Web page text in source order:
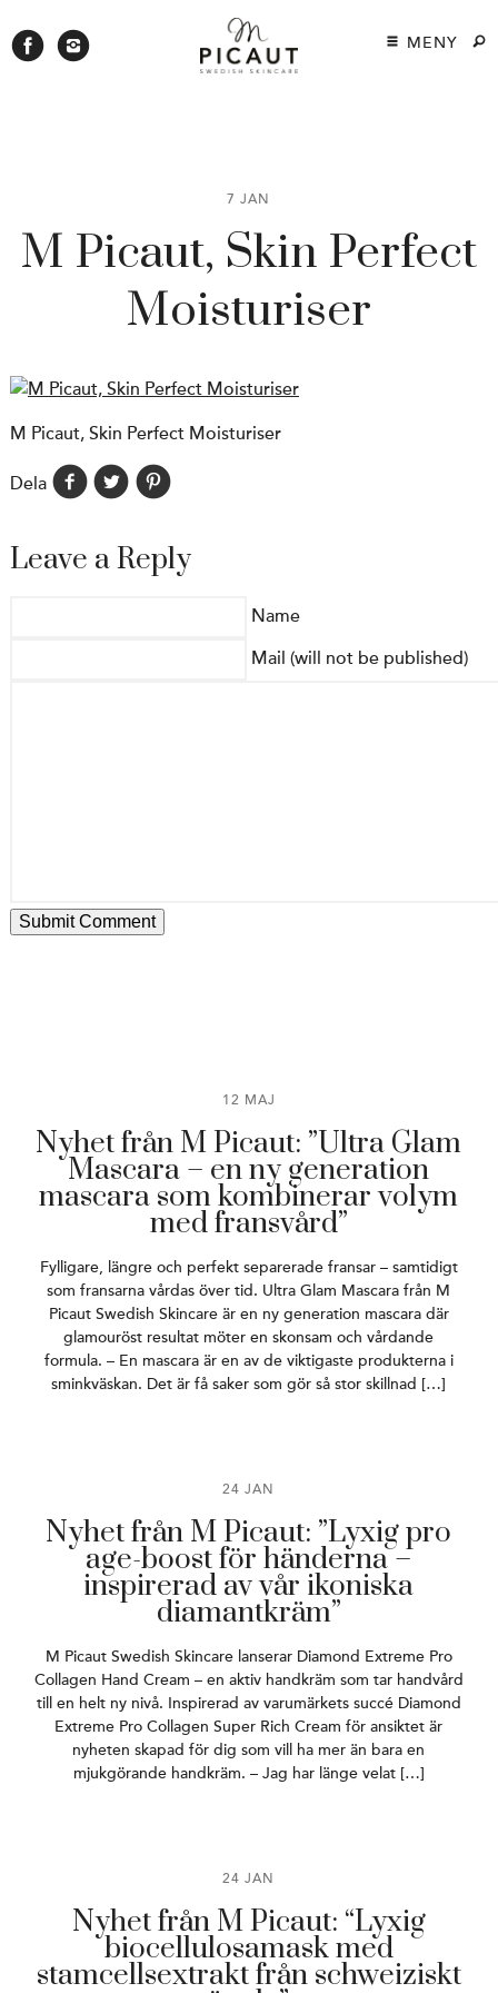
MENY
7 JAN
M Picaut, Skin Perfect
Moisturiser
M Picaut, Skin Perfect Moisturiser
Dela
Leave a Reply
Name
Mail (will not be published)
12 MAJ
Nyhet från M Picaut: ”Ultra Glam
Mascara – en ny generation
mascara som kombinerar volym
med fransvård”
Fylligare, längre och perfekt separerade fransar – samtidigt
som fransarna vårdas över tid. Ultra Glam Mascara från M
Picaut Swedish Skincare är en ny generation mascara där
glamouröst resultat möter en skonsam och vårdande
formula. – En mascara är en av de viktigaste produkterna i
sminkväskan. Det är få saker som gör så stor skillnad […]
24 JAN
Nyhet från M Picaut: ”Lyxig pro
age-boost för händerna –
inspirerad av vår ikoniska
diamantkräm”
M Picaut Swedish Skincare lanserar Diamond Extreme Pro
Collagen Hand Cream – en aktiv handkräm som tar handvård
till en helt ny nivå. Inspirerad av varumärkets succé Diamond
Extreme Pro Collagen Super Rich Cream för ansiktet är
nyheten skapad för dig som vill ha mer än bara en
mjukgörande handkräm. – Jag har länge velat […]
24 JAN
Nyhet från M Picaut: “Lyxig
biocellulosamask med
stamcellsextrakt från schweiziskt